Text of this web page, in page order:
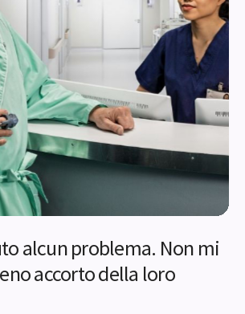
alcun problema. Non mi
accorto della loro